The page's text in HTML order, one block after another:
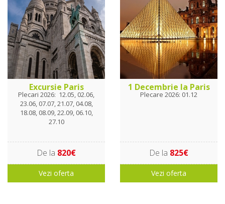
Excursie Paris
Plecari 2026: 12.05, 02.06,
23.06, 07.07, 21.07, 04.08,
18.08, 08.09, 22.09, 06.10,
27.10
De la 820€
Vezi oferta
1 Decembrie la Paris
Plecare 2026: 01.12
De la 825€
Vezi oferta